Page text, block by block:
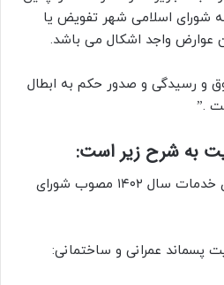
شورای اسلامی شهر تفویض یا
عوارض واجد اشکال می باشد.
و رسیدگی و صدور حکم به ابطال
.”
به شرح زیر است:
” تعرفه عوارض و بهای خدمات سال ۱۴۰۲ مصوب شورای